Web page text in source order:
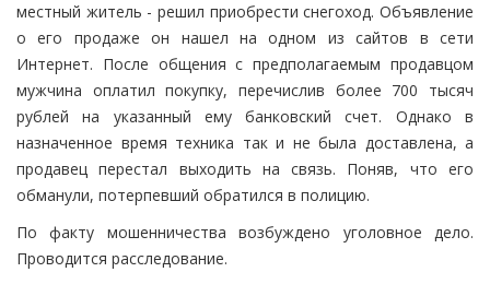
местный житель - решил приобрести снегоход. Объявление
о его продаже он нашел на одном из сайтов в сети
Интернет. После общения с предполагаемым продавцом
мужчина оплатил покупку, перечислив более 700 тысяч
рублей на указанный ему банковский счет. Однако в
назначенное время техника так и не была доставлена, а
продавец перестал выходить на связь. Поняв, что его
обманули, потерпевший обратился в полицию.
По факту мошенничества возбуждено уголовное дело.
Проводится расследование.